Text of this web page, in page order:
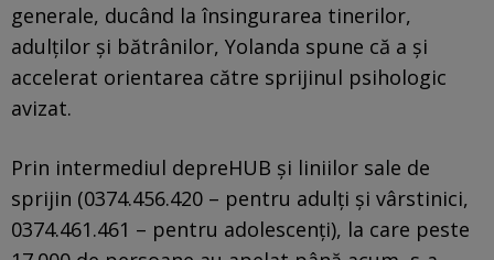
generale, ducând la însingurarea tinerilor,
adulților și bătrânilor, Yolanda spune că a și
accelerat orientarea către sprijinul psihologic
avizat.
Prin intermediul depreHUB și liniilor sale de
sprijin (0374.456.420 – pentru adulți și vârstinici,
0374.461.461 – pentru adolescenți), la care peste